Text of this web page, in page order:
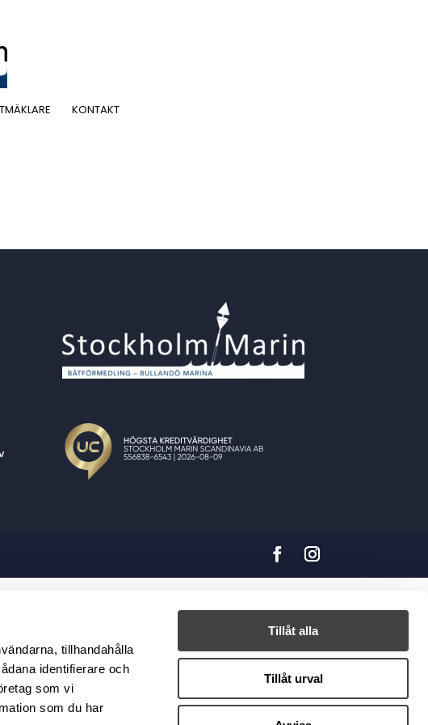
tillhandahålla
identifierare och
som vi
som du har
Tillåt alla
Tillåt urval
KONTAKT